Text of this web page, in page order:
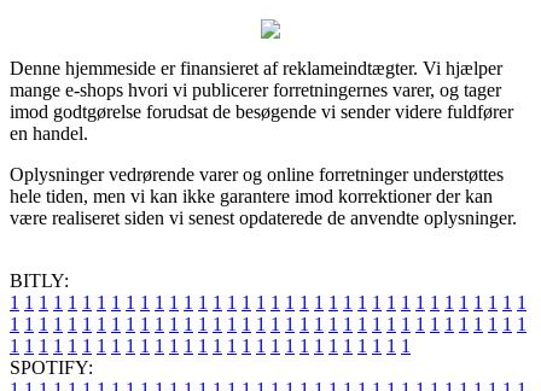
Denne hjemmeside er finansieret af reklameindtægter. Vi hjælper
mange e-shops hvori vi publicerer forretningernes varer, og tager
imod godtgørelse forudsat de besøgende vi sender videre fuldfører
en handel.
Oplysninger vedrørende varer og online forretninger understøttes
hele tiden, men vi kan ikke garantere imod korrektioner der kan
være realiseret siden vi senest opdaterede de anvendte oplysninger.
BITLY:
1 1 1 1 1 1 1 1 1 1 1 1 1 1 1 1 1 1 1 1 1 1 1 1 1 1 1 1 1 1 1 1 1 1 1 1
1 1 1 1 1 1 1 1 1 1 1 1 1 1 1 1 1 1 1 1 1 1 1 1 1 1 1 1 1 1 1 1 1 1 1 1
1 1 1 1 1 1 1 1 1 1 1 1 1 1 1 1 1 1 1 1 1 1 1 1 1 1 1 1
SPOTIFY: